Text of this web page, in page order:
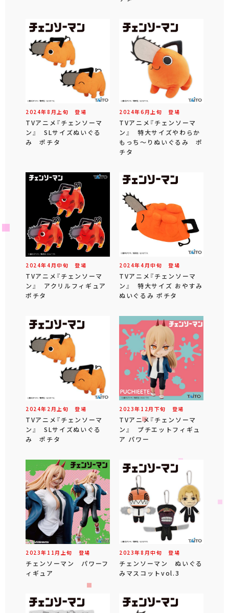
2024年8 月 上旬 登場
TVアニメ『チェンソーマ
ン』 SLサイズぬいぐる
み ポチタ
2024年6 月 上旬 登場
TVアニメ『チェンソーマ
ン』 特大サイズやわらか
もっち～りぬいぐるみ ポ
チタ
2024年4 月中旬 登場
TVアニメ『チェンソーマ
ン』 アクリルフィギュア
ポチタ
2024年4 月中旬 登場
TVアニメ『チェンソーマ
ン』 特大サイズ おやすみ
ぬいぐるみ ポチタ
2024年 2 月 上旬 登場
TVアニメ『チェンソーマ
ン』 SLサイズぬいぐる
み ポチタ
2023年 12 月 下旬 登場
TVアニメ『チェンソーマ
ン』 プチエットフィギュ
ア パワー
2023年 11 月 上旬 登場
チェンソーマン パワーフ
ィギュア
2023年8 月中旬 登場
チェンソーマン ぬいぐる
みマスコットvol.3